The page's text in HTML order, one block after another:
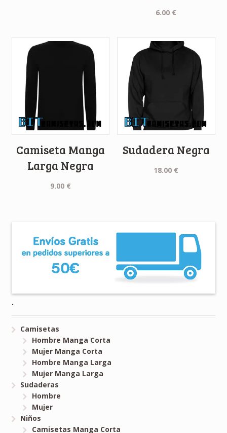
6.00 €
Camiseta Manga
Larga Negra
9.00 €
Sudadera Negra
18.00 €
.
Camisetas
Hombre Manga Corta
Mujer Manga Corta
Hombre Manga Larga
Mujer Manga Larga
Sudaderas
Hombre
Mujer
Niños
Camisetas Manga Corta